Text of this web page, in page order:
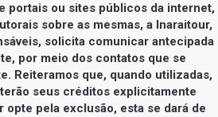
portais ou sites públicos da internet,
sobre as mesmas, a Inaraitour,
solicita comunicar antecipada
por meio dos contatos que se
Reiteramos que, quando utilizadas,
seus créditos explicitamente
opte pela exclusão, esta se dará de